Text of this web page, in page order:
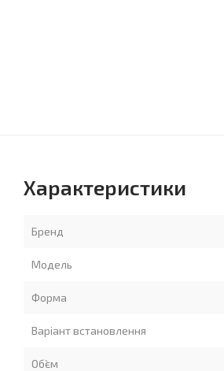
Характеристики
Бренд
Модель
Форма
Варіант встановлення
Об`єм